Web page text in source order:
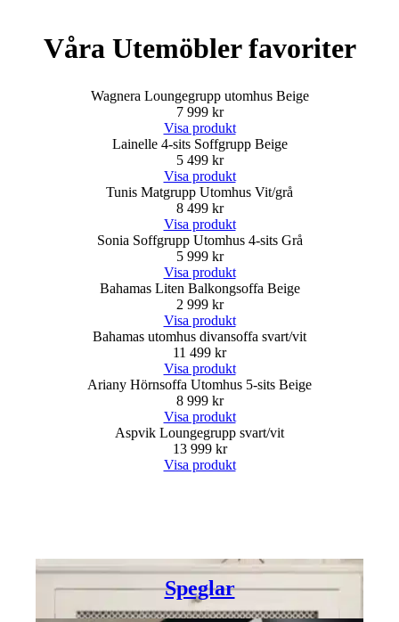
Våra Utemöbler favoriter
Wagnera Loungegrupp utomhus Beige
7 999 kr
Visa produkt
Lainelle 4-sits Soffgrupp Beige
5 499 kr
Visa produkt
Tunis Matgrupp Utomhus Vit/grå
8 499 kr
Visa produkt
Sonia Soffgrupp Utomhus 4-sits Grå
5 999 kr
Visa produkt
Bahamas Liten Balkongsoffa Beige
2 999 kr
Visa produkt
Bahamas utomhus divansoffa svart/vit
11 499 kr
Visa produkt
Ariany Hörnsoffa Utomhus 5-sits Beige
8 999 kr
Visa produkt
Aspvik Loungegrupp svart/vit
13 999 kr
Visa produkt
Speglar